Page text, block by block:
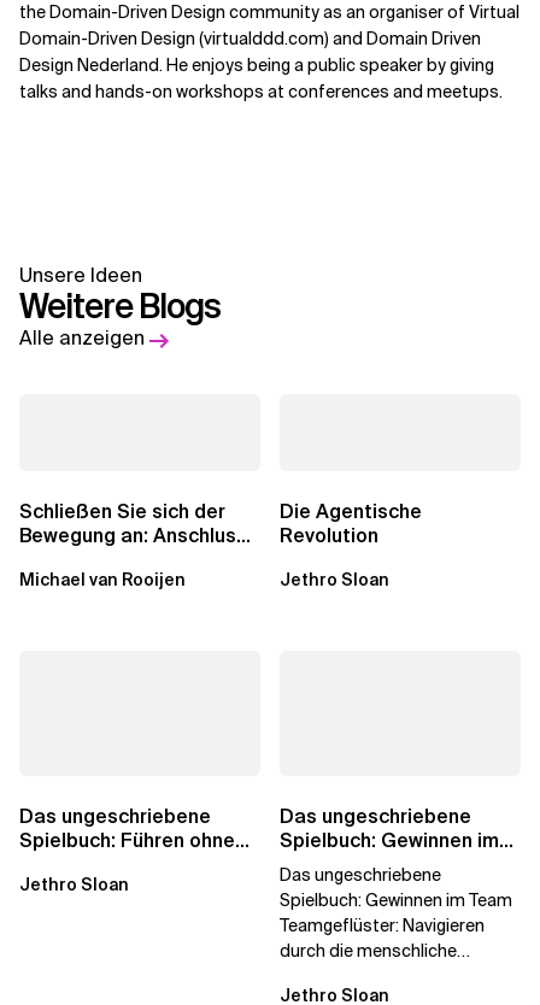
the Domain-Driven Design community as an organiser of Virtual
Domain-Driven Design (virtualddd.com) and Domain Driven
Design Nederland. He enjoys being a public speaker by giving
talks and hands-on workshops at conferences and meetups.
Unsere Ideen
Weitere Blogs
Alle anzeigen
Schließen Sie sich der
Bewegung an: Anschluss
Michael van Rooijen
Die Agentische
Revolution
Jethro Sloan
Das ungeschriebene
Spielbuch: Führen ohne
Jethro Sloan
Das ungeschriebene
Spielbuch: Gewinnen im
Team
Das ungeschriebene
Spielbuch: Gewinnen im Team
Teamgeflüster: Navigieren
durch die menschliche
Jethro Sloan